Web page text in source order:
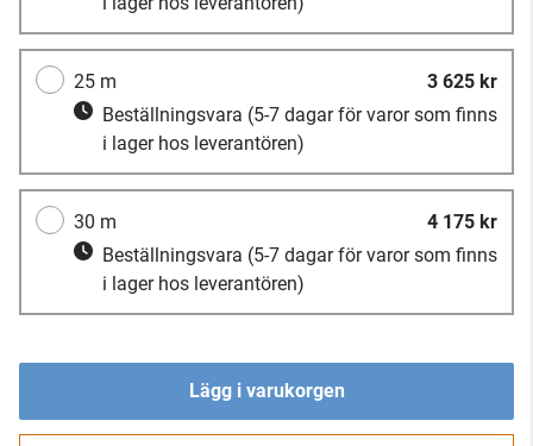
25 m
3 625 kr
Beställningsvara (5-7 dagar för varor som finns
i lager hos leverantören)
30 m
4 175 kr
Beställningsvara (5-7 dagar för varor som finns
i lager hos leverantören)
Lägg i varukorgen